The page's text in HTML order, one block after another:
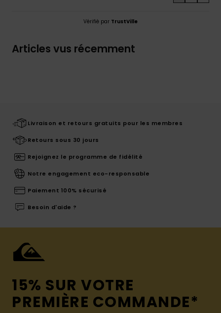
Vérifié par TrustVille
Articles vus récemment
Livraison et retours gratuits pour les membres
Retours sous 30 jours
Rejoignez le programme de fidélité
Notre engagement eco-responsable
Paiement 100% sécurisé
Besoin d'aide ?
15% SUR VOTRE
PREMIÈRE COMMANDE*